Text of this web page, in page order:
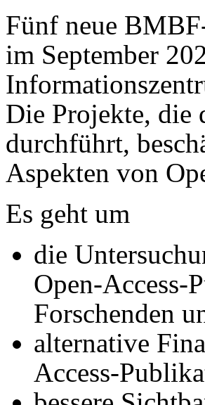
Fünf neue
im September
Die Projekte, die
durchführt,
Aspekten von
Es geht um
die
Open-Access-
Forschenden
alternative
Access-